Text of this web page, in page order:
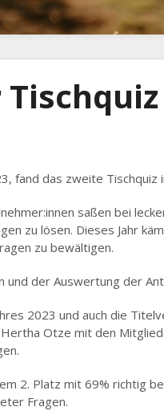
fand das zweite
saßen bei
zu lösen. Dieses Jahr
zu bewältigen.
und der Auswertung der
2023 und auch die
Otze mit den
2. Platz mit 69% richtig
Fragen.